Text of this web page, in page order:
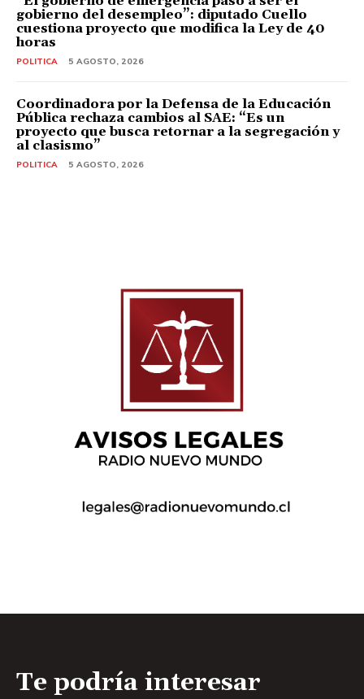
gobierno del desempleo”: diputado Cuello
cuestiona proyecto que modifica la Ley de 40
horas
POLITICA 5 AGOSTO, 2026
Coordinadora por la Defensa de la Educación
Pública rechaza cambios al SAE: “Es un
proyecto que busca retornar a la segregación y
al clasismo”
POLITICA 5 AGOSTO, 2026
Te podría interesar